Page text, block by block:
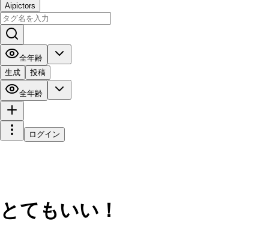
Aipictors
全年齢
生成
投稿
全年齢
ログイン
とてもいい！